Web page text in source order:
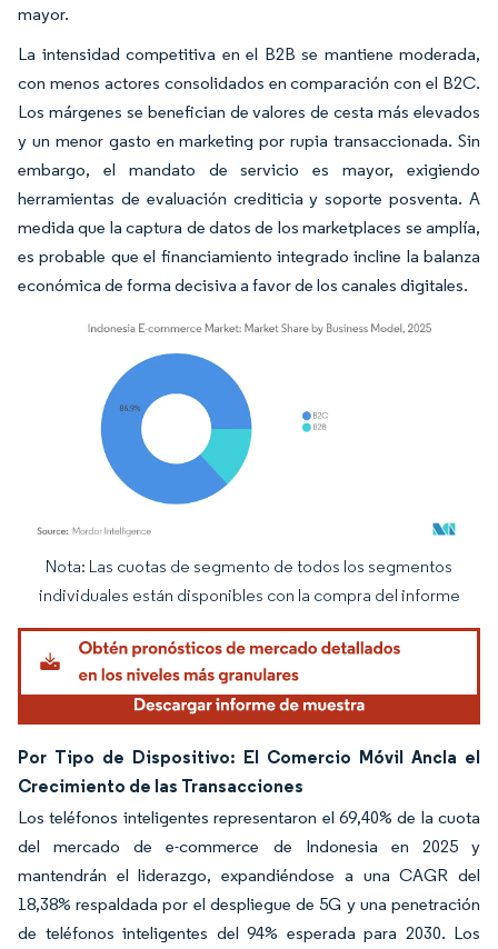
mayor.
La intensidad competitiva en el B2B se mantiene moderada,
con menos actores consolidados en comparación con el B2C.
Los márgenes se benefician de valores de cesta más elevados
y un menor gasto en marketing por rupia transaccionada. Sin
embargo, el mandato de servicio es mayor, exigiendo
herramientas de evaluación crediticia y soporte posventa. A
medida que la captura de datos de los marketplaces se amplía,
es probable que el financiamiento integrado incline la balanza
económica de forma decisiva a favor de los canales digitales.
Imagen © Mordor Intelligence. El uso requiere atribución según CC BY 4.0.
Nota: Las cuotas de segmento de todos los segmentos
individuales están disponibles con la compra del informe
Por Tipo de Dispositivo: El Comercio Móvil Ancla el
Crecimiento de las Transacciones
Los teléfonos inteligentes representaron el 69,40% de la cuota
del mercado de e-commerce de Indonesia en 2025 y
mantendrán el liderazgo, expandiéndose a una CAGR del
18,38% respaldada por el despliegue de 5G y una penetración
de teléfonos inteligentes del 94% esperada para 2030. Los